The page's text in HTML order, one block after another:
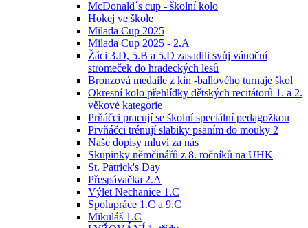
McDonald´s cup - školní kolo
Hokej ve škole
Milada Cup 2025
Milada Cup 2025 - 2.A
Žáci 3.D, 5.B a 5.D zasadili svůj vánoční
stromeček do hradeckých lesů
Bronzová medaile z kin -ballového turnaje škol
Okresní kolo přehlídky dětských recitátorů 1. a 2.
věkové kategorie
Prňáčci pracují se školní speciální pedagožkou
Prvňáčci trénují slabiky psaním do mouky 2
Naše dopisy mluví za nás
Skupinky němčinářů z 8. ročníků na UHK
St. Patrick's Day
Přespávačka 2.A
Výlet Nechanice 1.C
Spolupráce 1.C a 9.C
Mikuláš 1.C